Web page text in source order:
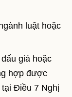
luật hoặc
giá hoặc
hợp được
Điều 7 Nghị